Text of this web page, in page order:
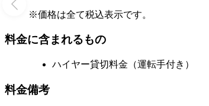
※価格は全て税込表示です。
料金に含まれるもの
ハイヤー貸切料金（運転手付き）
料金備考